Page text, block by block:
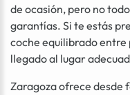
de ocasión, pero no
garantías. Si te estás
coche equilibrado entre
llegado al lugar
Zaragoza ofrece desde